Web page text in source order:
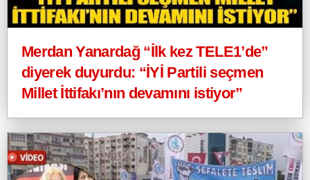
Merdan Yanardağ “İlk kez TELE1’de”
diyerek duyurdu: “İYİ Partili seçmen
Millet İttifakı’nın devamını istiyor”